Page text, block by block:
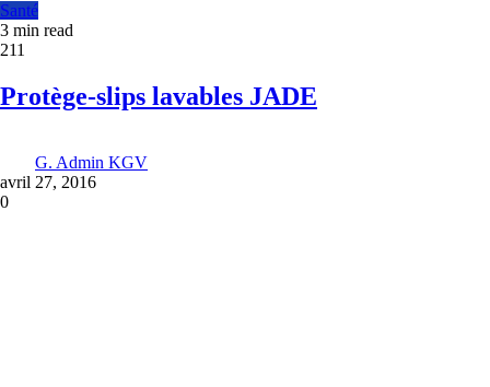
Santé
3 min read
211
Protège-slips lavables JADE
G. Admin KGV
avril 27, 2016
0